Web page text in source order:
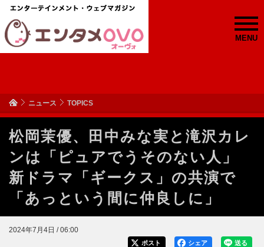
MENU
ニュース TOPICS
松岡茉優、田中みな実と滝沢カレ
ンは「ピュアでうそのない人」
新ドラマ「ギークス」の共演で
「あっという間に仲良しに」
2024年7月4日 / 06:00
送る
シェア
ポスト